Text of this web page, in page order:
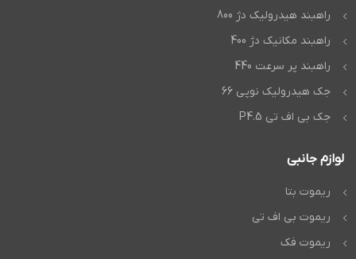
راهبند هیدرولیک دژ 800
راهبند مکانیک دژ 400
راهبند پر سرعت 440
جک هیدرولیک نوپی 66
جک بی اف تی P4.5
لوازم جانبی
ریموت بتا
ریموت بی اف تی
ریموت فک